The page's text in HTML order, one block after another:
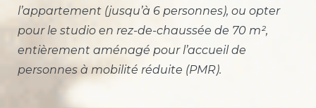
l’appartement (jusqu’à 6 personnes), ou opter
pour le studio en rez-de-chaussée de 70 m²,
entièrement aménagé pour l’accueil de
personnes à mobilité réduite (PMR).